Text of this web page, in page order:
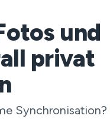
und
privat
Synchronisation?